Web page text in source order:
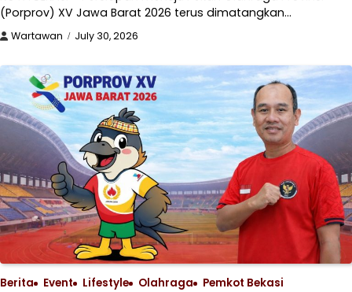
(Porprov) XV Jawa Barat 2026 terus dimatangkan…
Wartawan July 30, 2026
Berita Event Lifestyle Olahraga Pemkot Bekasi